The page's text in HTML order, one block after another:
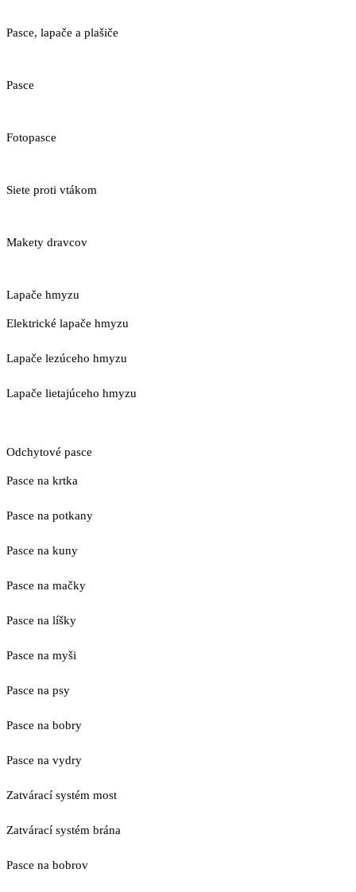
Pasce, lapače a plašiče
Pasce
Fotopasce
Siete proti vtákom
Makety dravcov
Lapače hmyzu
Elektrické lapače hmyzu
Lapače lezúceho hmyzu
Lapače lietajúceho hmyzu
Odchytové pasce
Pasce na krtka
Pasce na potkany
Pasce na kuny
Pasce na mačky
Pasce na líšky
Pasce na myši
Pasce na psy
Pasce na bobry
Pasce na vydry
Zatvárací systém most
Zatvárací systém brána
Pasce na bobrov